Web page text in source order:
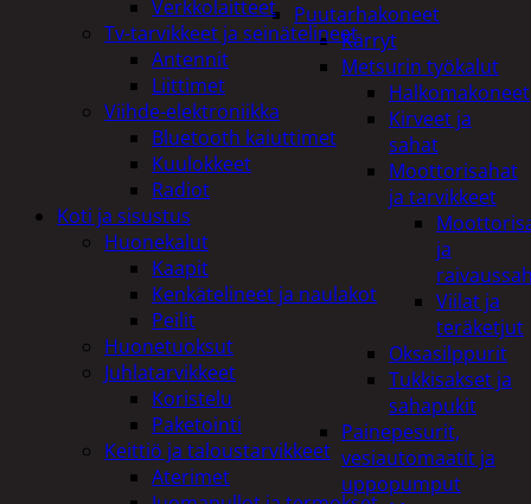
Puutarhakoneet
Kärryt
Metsurin työkalut
Halkomakoneet
Kirveet ja
sahat
Moottorisahat
ja tarvikkeet
ja
Viilat ja
teräketjut
Oksasilppurit
Tukkisakset ja
sahapukit
Painepesurit,
vesiautomaatit ja
uppopumput
Verkkolaitteet
Tv-tarvikkeet ja seinätelineet
Antennit
Liittimet
Viihde-elektroniikka
Bluetooth kaiuttimet
Kuulokkeet
Radiot
Koti ja sisustus
Huonekalut
Kaapit
Kenkätelineet ja naulakot
Peilit
Huonetuoksut
Juhlatarvikkeet
Koristelu
Paketointi
Keittiö ja taloustarvikkeet
Aterimet